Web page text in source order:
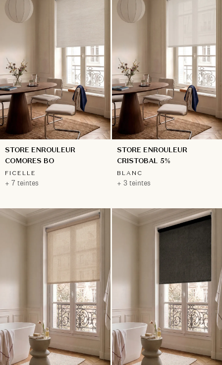
STORE ENROULEUR
COMORES BO
FICELLE
+ 7 teintes
STORE ENROULEUR
CRISTOBAL 5%
BLANC
+ 3 teintes